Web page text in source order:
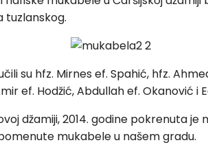
tuzlanskog.
su hfz. Mirnes ef. Spahić, hfz.
ef. Hodžić, Abdullah ef. Okanović i
džamiji, 2014. godine pokrenuta
mukabele u našem gradu.